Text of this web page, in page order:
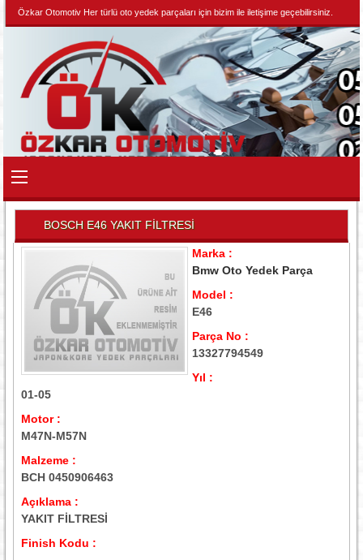
Özkar Otomotiv Her türlü oto yedek parçaları için bizim ile iletişime geçebilirsiniz.
BOSCH E46 YAKIT FİLTRESİ
Marka :
Bmw Oto Yedek Parça
Model :
E46
Parça No :
13327794549
Yıl :
01-05
Motor :
M47N-M57N
Malzeme :
BCH 0450906463
Açıklama :
YAKIT FİLTRESİ
Finish Kodu :